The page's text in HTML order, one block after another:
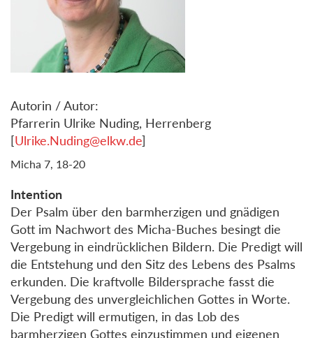
Autorin / Autor:
Pfarrerin Ulrike Nuding, Herrenberg
[Ulrike.Nuding@elkw.de]
Micha 7, 18-20
Intention
Der Psalm über den barmherzigen und gnädigen
Gott im Nachwort des Micha-Buches besingt die
Vergebung in eindrücklichen Bildern. Die Predigt will
die Entstehung und den Sitz des Lebens des Psalms
erkunden. Die kraftvolle Bildersprache fasst die
Vergebung des unvergleichlichen Gottes in Worte.
Die Predigt will ermutigen, in das Lob des
barmherzigen Gottes einzustimmen und eigenen